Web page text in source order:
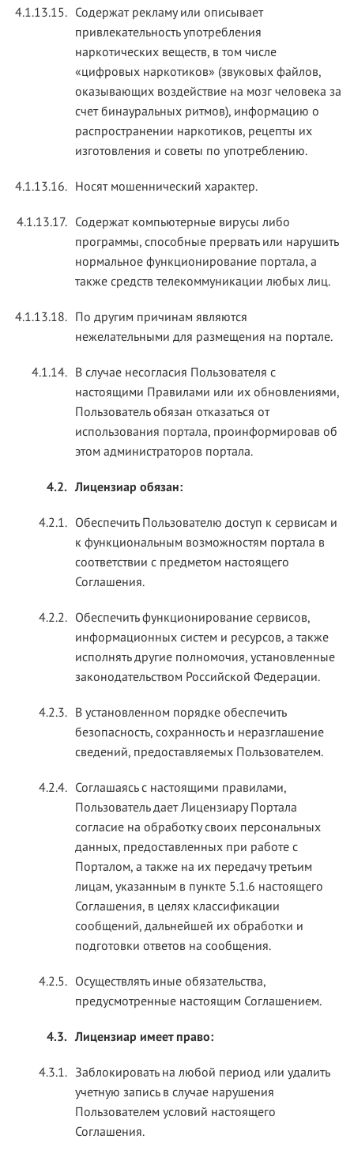
4.1.13.15. Содержат рекламу или описывает
привлекательность употребления
наркотических веществ, в том числе
«цифровых наркотиков» (звуковых файлов,
оказывающих воздействие на мозг человека за
счет бинауральных ритмов), информацию о
распространении наркотиков, рецепты их
изготовления и советы по употреблению.
4.1.13.16. Носят мошеннический характер.
4.1.13.17. Содержат компьютерные вирусы либо
программы, способные прервать или нарушить
нормальное функционирование портала, а
также средств телекоммуникации любых лиц.
4.1.13.18. По другим причинам являются
нежелательными для размещения на портале.
4.1.14. В случае несогласия Пользователя с
настоящими Правилами или их обновлениями,
Пользователь обязан отказаться от
использования портала, проинформировав об
этом администраторов портала.
4.2. Лицензиар обязан:
4.2.1. Обеспечить Пользователю доступ к сервисам и
к функциональным возможностям портала в
соответствии с предметом настоящего
Соглашения.
4.2.2. Обеспечить функционирование сервисов,
информационных систем и ресурсов, а также
исполнять другие полномочия, установленные
законодательством Российской Федерации.
4.2.3. В установленном порядке обеспечить
безопасность, сохранность и неразглашение
сведений, предоставляемых Пользователем.
4.2.4. Соглашаясь с настоящими правилами,
Пользователь дает Лицензиару Портала
согласие на обработку своих персональных
данных, предоставленных при работе с
Порталом, а также на их передачу третьим
лицам, указанным в пункте 5.1.6 настоящего
Соглашения, в целях классификации
сообщений, дальнейшей их обработки и
подготовки ответов на сообщения.
4.2.5. Осуществлять иные обязательства,
предусмотренные настоящим Соглашением.
4.3. Лицензиар имеет право:
4.3.1. Заблокировать на любой период или удалить
учетную запись в случае нарушения
Пользователем условий настоящего
Соглашения.